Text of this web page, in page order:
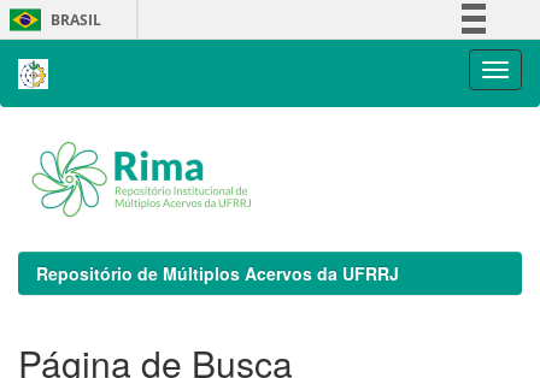
Skip
navigation
BRASIL
Repositório de Múltiplos Acervos da UFRRJ
Página de Busca